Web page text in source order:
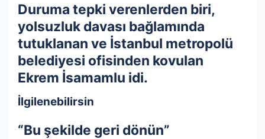
Duruma tepki verenlerden biri,
yolsuzluk davası bağlamında
tutuklanan ve İstanbul metropolü
belediyesi ofisinden kovulan
Ekrem İsamamlu idi.
İlgilenebilirsin
“Bu şekilde geri dönün”